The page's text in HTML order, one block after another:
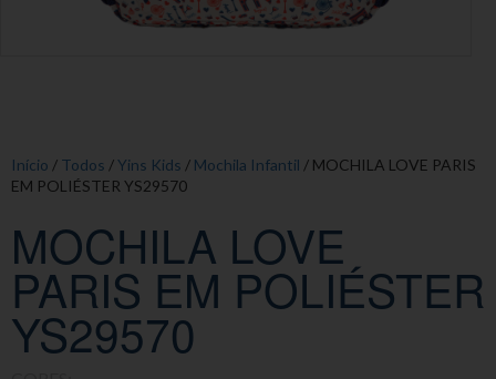
Início / Todos /Yins Kids / Mochila Infantil / MOCHILA LOVE PARIS
EM POLIÉSTER YS29570
MOCHILA LOVE
PARIS EM POLIÉSTER
YS29570